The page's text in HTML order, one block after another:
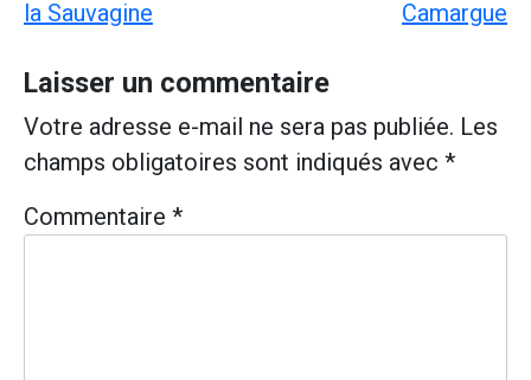
de
la Sauvagine
Camargue
Laisser un commentaire
Votre adresse e-mail ne sera pas publiée. Les
champs obligatoires sont indiqués avec *
Commentaire *